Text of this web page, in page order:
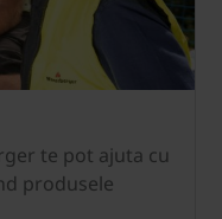
te pot ajuta cu
produsele